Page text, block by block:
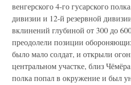
венгерского 4-го гусарского
дивизии и 12-й резервной
вклинений глубиной от 300 до
преодолели позиции
было мало солдат, и открыли
центральном участке, близ
полка попал в окружение и был